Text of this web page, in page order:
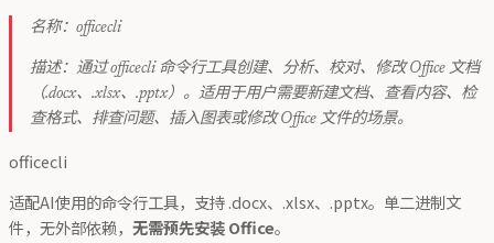
名称：officecli
描述：通过 officecli 命令行工具创建、分析、校对、修改 Office 文档
（.docx、.xlsx、.pptx）。适用于用户需要新建文档、查看内容、检
查格式、排查问题、插入图表或修改 Office 文件的场景。
officecli
适配AI使用的命令行工具，支持 .docx、.xlsx、.pptx。单二进制文
件，无外部依赖， 无需预先安装 Office。